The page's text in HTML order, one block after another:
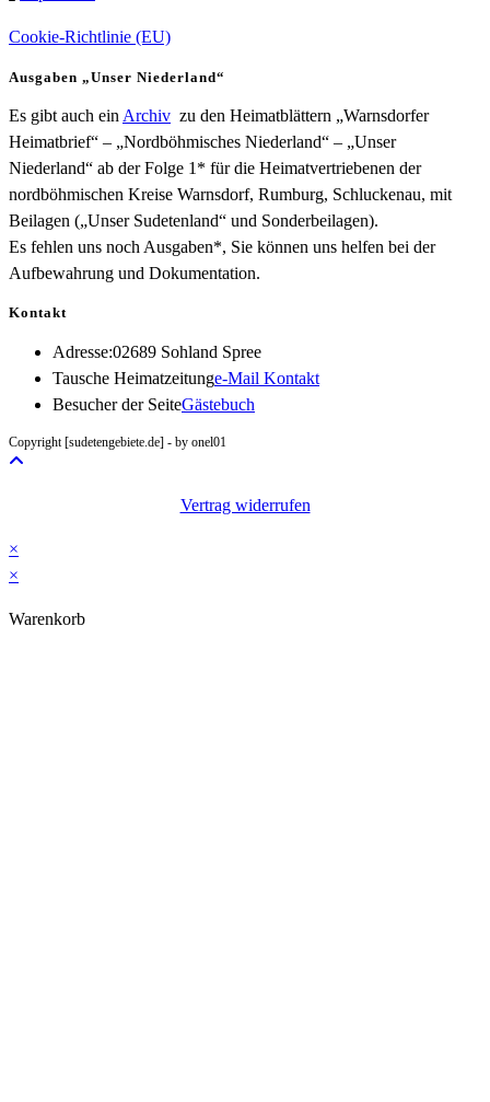
Cookie-Richtlinie (EU)
Ausgaben „Unser Niederland“
Es gibt auch ein Archiv zu den Heimatblättern „Warnsdorfer
Heimatbrief“ – „Nordböhmisches Niederland“ – „Unser
Niederland“ ab der Folge 1* für die Heimatvertriebenen der
nordböhmischen Kreise Warnsdorf, Rumburg, Schluckenau, mit
Beilagen („Unser Sudetenland“ und Sonderbeilagen).
Es fehlen uns noch Ausgaben*, Sie können uns helfen bei der
Aufbewahrung und Dokumentation.
Kontakt
Adresse:02689 Sohland Spree
Tausche Heimatzeitunge-Mail KontaktOpens
Besucher der SeiteGästebuch
Copyright [sudetengebiete.de] - by onel01
Vertrag widerrufen
×
×
Warenkorb